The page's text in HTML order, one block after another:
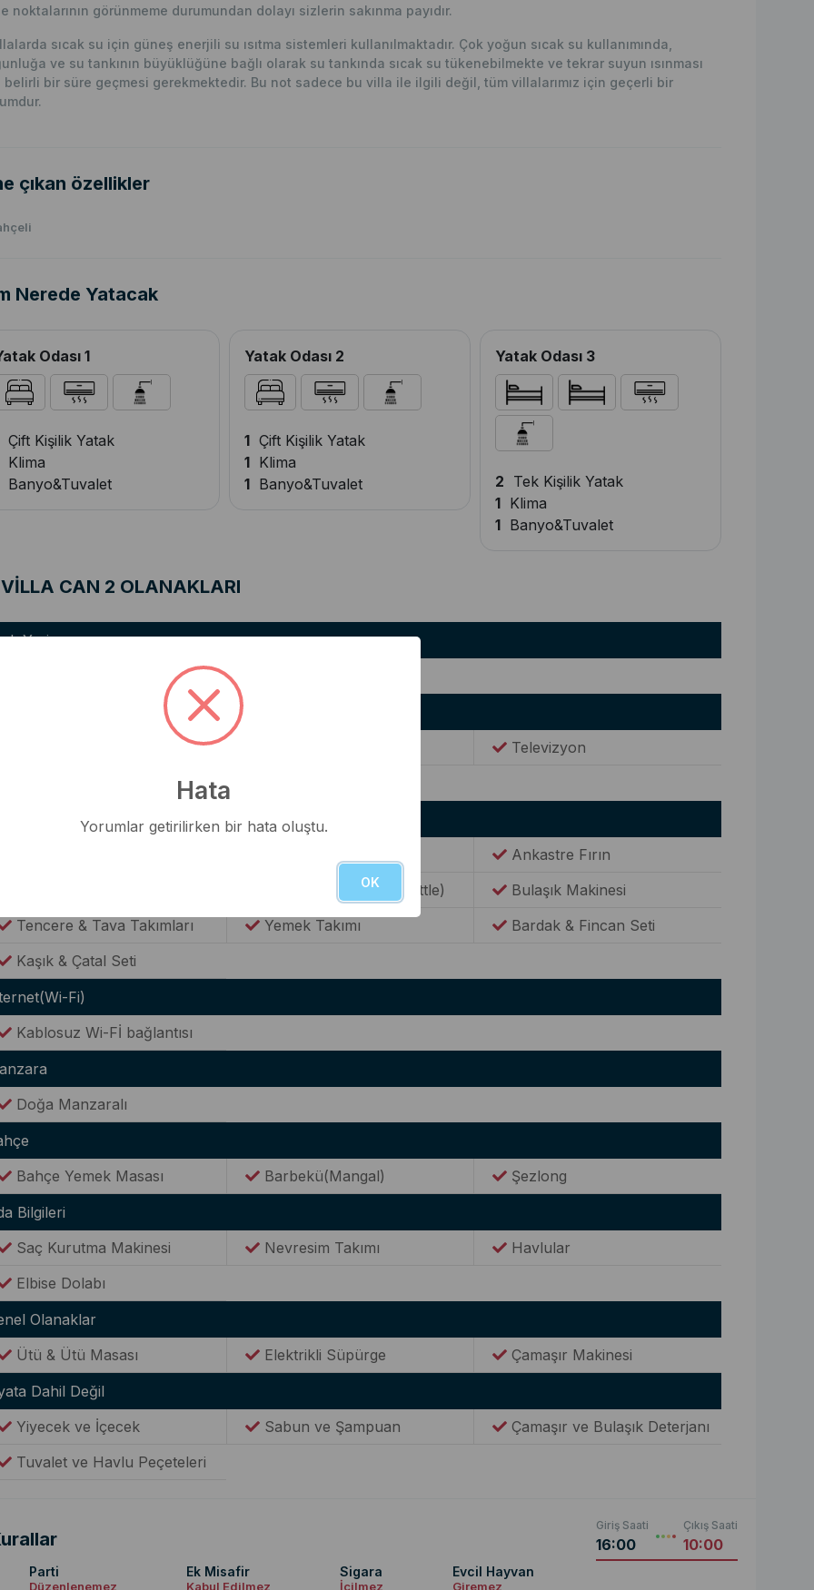
noktalarının görünmeme durumundan dolayı sizlerin sakınma payıdır.
sıcak su için güneş enerjili su ısıtma sistemleri kullanılmaktadır. Çok yoğun sıcak su kullanımında,
ve su tankının büyüklüğüne bağlı olarak su tankında sıcak su tükenebilmekte ve tekrar suyun ısınması
belirli bir süre geçmesi gerekmektedir. Bu not sadece bu villa ile ilgili değil, tüm villalarımız için geçerli bir
çıkan özellikler
Nerede Yatacak
Odası 1
Çift Kişilik Yatak
Klima
Banyo&Tuvalet
Yatak Odası 2
1 Çift Kişilik Yatak
1 Klima
1 Banyo&Tuvalet
Yatak Odası 3
2 Tek Kişilik Yatak
1 Klima
1 Banyo&Tuvalet
VİLLA CAN 2 OLANAKLARI
Yeri
Televizyon
Ankastre Fırın
Elektrikli Su Isıtıcısı(Kettle)
Bulaşık Makinesi
Tencere & Tava Takımları
Yemek Takımı
Bardak & Fincan Seti
Kaşık & Çatal Seti
Fi)
Kablosuz Wi-Fİ bağlantısı
Doğa Manzaralı
Bahçe Yemek Masası
Barbekü(Mangal)
Şezlong
Bilgileri
Saç Kurutma Makinesi
Nevresim Takımı
Havlular
Elbise Dolabı
Olanaklar
Ütü & Ütü Masası
Elektrikli Süpürge
Çamaşır Makinesi
Dahil Değil
Yiyecek ve İçecek
Sabun ve Şampuan
Çamaşır ve Bulaşık Deterjanı
Tuvalet ve Havlu Peçeteleri
Giriş Saati
16:00
Çıkış Saati
10:00
Parti
Düzenlenemez
Ek Misafir
Kabul Edilmez
Sigara
İçilmez
Evcil Hayvan
Giremez
Hata
Yorumlar getirilirken bir hata oluştu.
OK